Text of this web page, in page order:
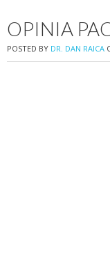
OPINIA
POSTED BY DR. DAN RAICA